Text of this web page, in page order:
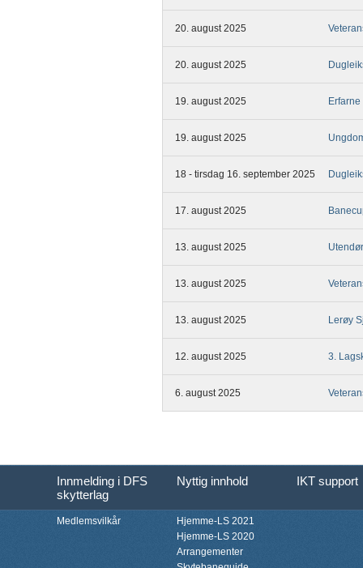
20. august 2025
20. august 2025
19. august 2025
19. august 2025
18 - tirsdag 16. september 2025
17. august 2025
13. august 2025
13. august 2025
13. august 2025 Lerøy
12. august 2025 3.
6. august 2025
Innmelding i DFS
skytterlag
Nyttig innhold IKT support
Medlemsvilkår
Hjemme-LS 2021
Hjemme-LS 2020
Arrangementer